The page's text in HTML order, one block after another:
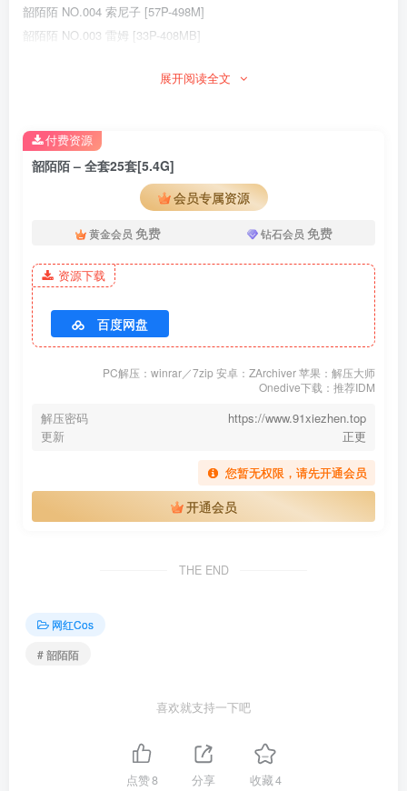
韶陌陌 NO.004 索尼子 [57P-498M]
韶陌陌 NO.003 雷姆 [33P-408MB]
韶陌陌 NO.001 爱宕 [21P-69MB]展开阅读全文
韶陌陌 – 全套25套[5.4G]
会员专属资源
黄金会员 免费 钻石会员 免费
资源下载
百度网盘
PC解压：winrar／7zip 安卓：ZArchiver 苹果：解压大师
Onedive下载：推荐IDM
解压密码
https://www.91xiezhen.top
更新
正更
您暂无权限，请先开通会员
开通会员
付费资源
THE END
网红Cos
# 韶陌陌
喜欢就支持一下吧
点赞8 分享 收藏4